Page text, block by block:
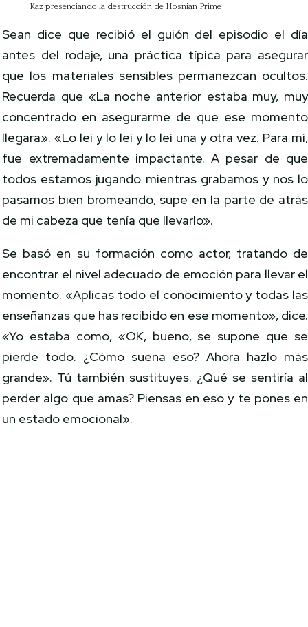
Kaz presenciando la destrucción de Hosnian Prime
Sean dice que recibió el guión del episodio el día
antes del rodaje, una práctica típica para asegurar
que los materiales sensibles permanezcan ocultos.
Recuerda que «La noche anterior estaba muy, muy
concentrado en asegurarme de que ese momento
llegara». «Lo leí y lo leí y lo leí una y otra vez. Para mí,
fue extremadamente impactante. A pesar de que
todos estamos jugando mientras grabamos y nos lo
pasamos bien bromeando, supe en la parte de atrás
de mi cabeza que tenía que llevarlo».
Se basó en su formación como actor, tratando de
encontrar el nivel adecuado de emoción para llevar el
momento. «Aplicas todo el conocimiento y todas las
enseñanzas que has recibido en ese momento», dice.
«Yo estaba como, «OK, bueno, se supone que se
pierde todo. ¿Cómo suena eso? Ahora hazlo más
grande». Tú también sustituyes. ¿Qué se sentiría al
perder algo que amas? Piensas en eso y te pones en
un estado emocional».